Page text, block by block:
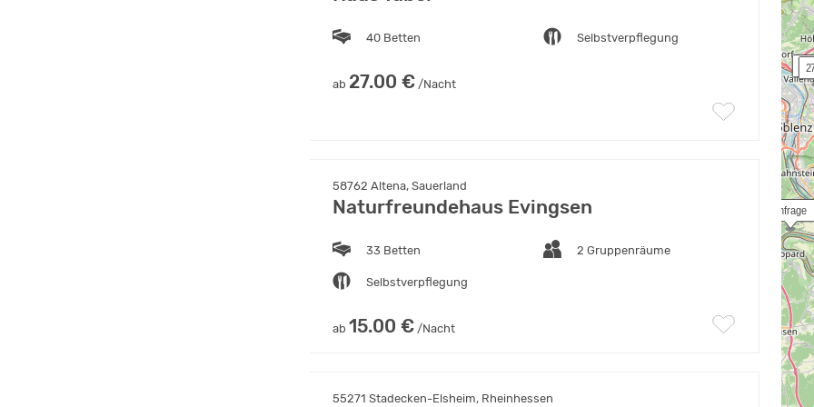
40 Betten Selbstverpflegung
ab 27.00 € /Nacht
58762 Altena, Sauerland
Naturfreundehaus Evingsen
33 Betten 2 Gruppenräume
Selbstverpflegung
ab 15.00 € /Nacht
55271 Stadecken-Elsheim, Rheinhessen
Anfrage